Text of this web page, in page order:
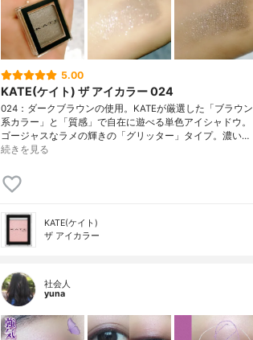
5.00
KATE(ケイト) ザ アイカラー 024
024：ダークブラウンの使用。KATEが厳選した「ブラウン
系カラー」と「質感」で自在に遊べる単色アイシャドウ。
ゴージャスなラメの輝きの「グリッター」タイプ。濃い…
続きを見る
KATE(ケイト)
ザ アイカラー
社会人
yuna